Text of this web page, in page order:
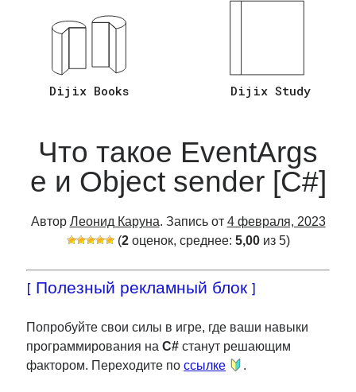
Язык Программирования Sql
Dijix Books Dijix Study
Что такое EventArgs
e и Object sender [C#]
Автор Леонид Каруна. Запись от 4 февраля, 2023
(2оценок, среднее: 5,00из 5)
[ Полезный рекламный блок ]
Попробуйте свои силы в игре, где ваши навыки
программирования наC# станут решающим
фактором. Переходите поссылке .